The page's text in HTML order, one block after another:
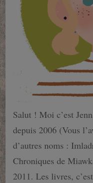
Salut ! Moi c’est
depuis 2006 (Vous
d’autres noms :
Chroniques de
2011. Les livres,